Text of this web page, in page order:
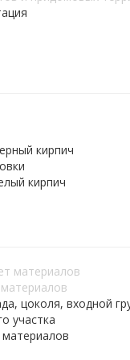
кирпич
кирпич
цоколя, входной
участка